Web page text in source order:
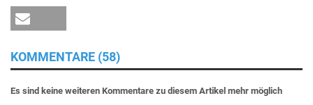
KOMMENTARE (58)
Es sind keine weiteren Kommentare zu diesem Artikel mehr möglich